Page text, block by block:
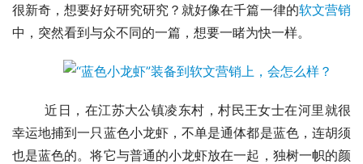
很新奇，想要好好研究研究？就好像在千篇一律的软文营销
中，突然看到与众不同的一篇，想要一睹为快一样。
	近日，在江苏大公镇凌东村，村民王女士在河里就很
幸运地捕到一只蓝色小龙虾，不单是通体都是蓝色，连胡须
也是蓝色的。将它与普通的小龙虾放在一起，独树一帜的颜